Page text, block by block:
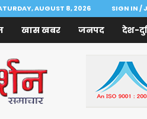
AUGUST 8, 2026 SIGN IN /
खास खबर जनपद देश-